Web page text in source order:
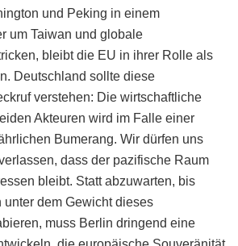
und Peking in einem
um Taiwan und globale
bleibt die EU in ihrer Rolle als
Deutschland sollte diese
verstehen: Die wirtschaftliche
Akteuren wird im Falle einer
Bumerang. Wir dürfen uns
dass der pazifische Raum
bleibt. Statt abzuwarten, bis
dem Gewicht dieses
muss Berlin dringend eine